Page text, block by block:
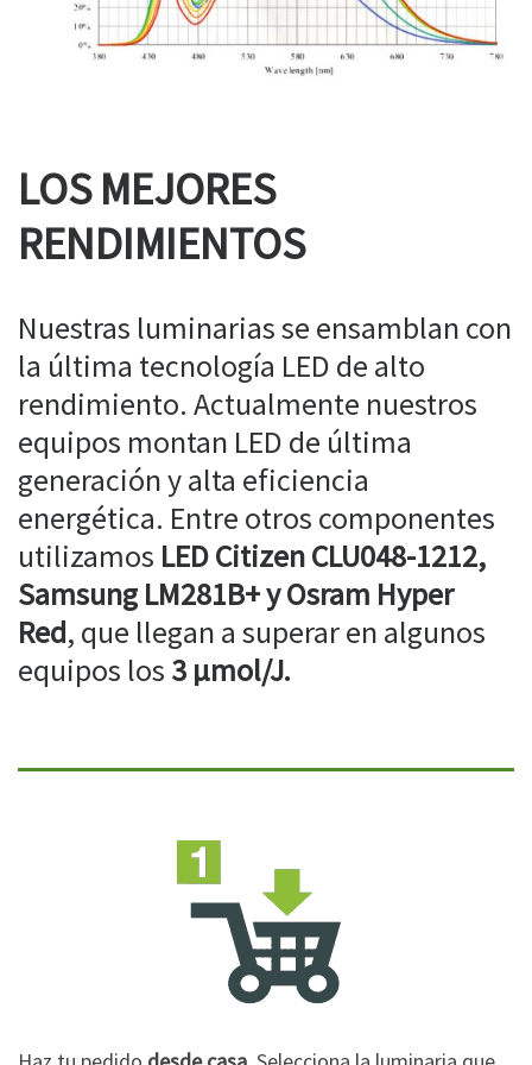
LOS MEJORES
RENDIMIENTOS
Nuestras luminarias se ensamblan con
la última tecnología LED de alto
rendimiento. Actualmente nuestros
equipos montan LED de última
generación y alta eficiencia
energética. Entre otros componentes
utilizamos LED Citizen CLU048-1212,
Samsung LM281B+ y Osram Hyper
Red, que llegan a superar en algunos
equipos los 3 µmol/J.